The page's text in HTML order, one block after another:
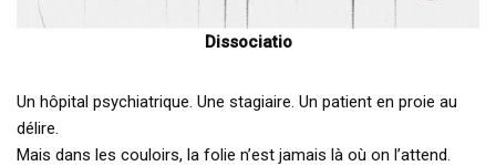
Dissociatio
Un hôpital psychiatrique. Une stagiaire. Un patient en proie au
délire.
Mais dans les couloirs, la folie n’est jamais là où on l’attend.